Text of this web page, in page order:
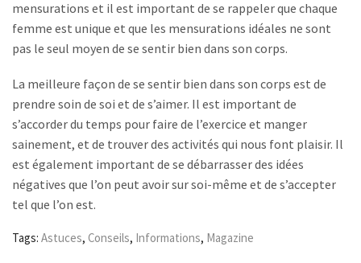
mensurations et il est important de se rappeler que chaque
femme est unique et que les mensurations idéales ne sont
pas le seul moyen de se sentir bien dans son corps.
La meilleure façon de se sentir bien dans son corps est de
prendre soin de soi et de s’aimer. Il est important de
s’accorder du temps pour faire de l’exercice et manger
sainement, et de trouver des activités qui nous font plaisir. Il
est également important de se débarrasser des idées
négatives que l’on peut avoir sur soi-même et de s’accepter
tel que l’on est.
Tags: Astuces, Conseils, Informations, Magazine